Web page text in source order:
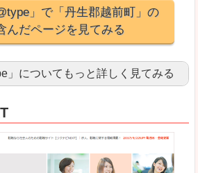
」で「丹生郡越前町」の
んだページを見てみる
」についてもっと詳しく見てみる
求人が約80％、正社員で長く働きたい方に
のワーク＆ライフマガジン「woman type